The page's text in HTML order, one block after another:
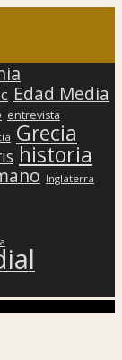
Edad Media
entrevista
Grecia
historia
Inglaterra